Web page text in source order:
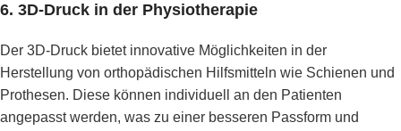
6. 3D-Druck in der Physiotherapie
Der 3D-Druck bietet innovative Möglichkeiten in der
Herstellung von orthopädischen Hilfsmitteln wie Schienen und
Prothesen. Diese können individuell an den Patienten
angepasst werden, was zu einer besseren Passform und